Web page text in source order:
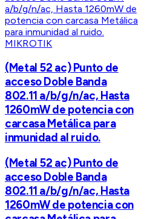
MIKROTIK
(Metal 52 ac) Punto de
acceso Doble Banda
802.11 a/b/g/n/ac, Hasta
1260mW de potencia con
carcasa Metálica para
inmunidad al ruido.
(Metal 52 ac) Punto de
acceso Doble Banda
802.11 a/b/g/n/ac, Hasta
1260mW de potencia con